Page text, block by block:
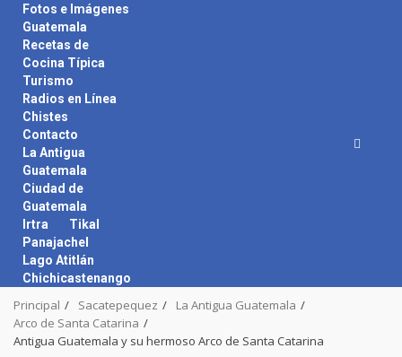
content
Fotos e Imágenes
Guatemala
Recetas de
Cocina Típica
Turismo
Radios en Línea
Chistes
Contacto
La Antigua
Guatemala
Ciudad de
Guatemala
Irtra
Tikal
Panajachel
Lago Atitlán
Chichicastenango
Principal Sacatepequez
La Antigua Guatemala
Arco de Santa Catarina
Antigua Guatemala y su hermoso Arco de Santa Catarina